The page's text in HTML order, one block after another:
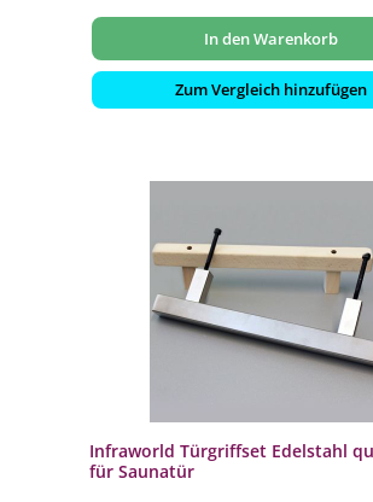
In den Warenkorb
Zum Vergleich hinzufügen
Infraworld Türgriffset Edelstahl
für Saunatür